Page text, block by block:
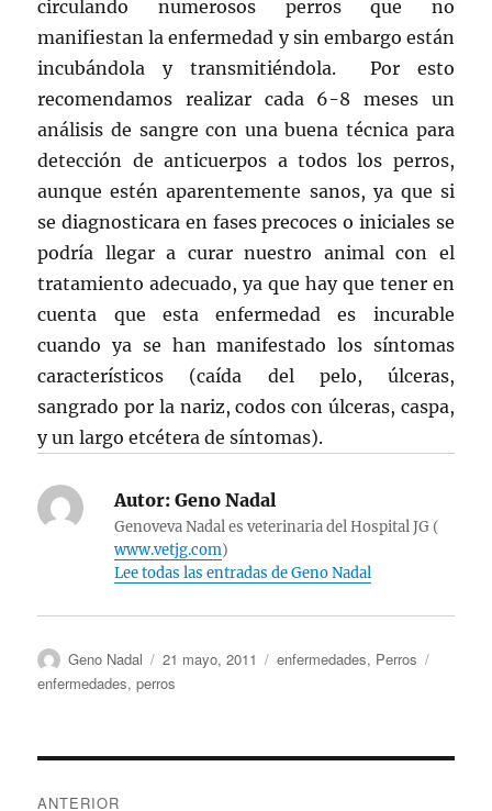
circulando numerosos perros que no
manifiestan la enfermedad y sin embargo están
incubándola y transmitiéndola. Por esto
recomendamos realizar cada 6-8 meses un
análisis de sangre con una buena técnica para
detección de anticuerpos a todos los perros,
aunque estén aparentemente sanos, ya que si
se diagnosticara en fases precoces o iniciales se
podría llegar a curar nuestro animal con el
tratamiento adecuado, ya que hay que tener en
cuenta que esta enfermedad es incurable
cuando ya se han manifestado los síntomas
característicos (caída del pelo, úlceras,
sangrado por la nariz, codos con úlceras, caspa,
y un largo etcétera de síntomas).
Autor: Geno Nadal
Genoveva Nadal es veterinaria del Hospital JG (
www.vetjg.com)
Lee todas las entradas de Geno Nadal
Autor
Geno Nadal
Publicado
el
21 mayo, 2011 Categorías
enfermedades, Perros
enfermedades,perros
ANTERIOR